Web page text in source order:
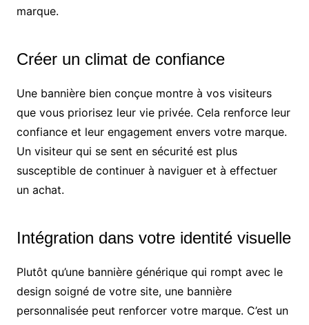
marque.
Créer un climat de confiance
Une bannière bien conçue montre à vos visiteurs
que vous priorisez leur vie privée. Cela renforce leur
confiance et leur engagement envers votre marque.
Un visiteur qui se sent en sécurité est plus
susceptible de continuer à naviguer et à effectuer
un achat.
Intégration dans votre identité visuelle
Plutôt qu’une bannière générique qui rompt avec le
design soigné de votre site, une bannière
personnalisée peut renforcer votre marque. C’est un